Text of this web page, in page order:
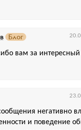
вам за интересный
Блог
негативно
и поведение